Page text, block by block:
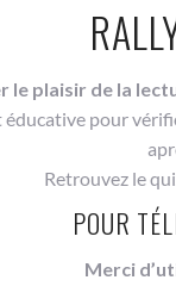
le plaisir de la
pour
Retrouvez le
POUR
Merci